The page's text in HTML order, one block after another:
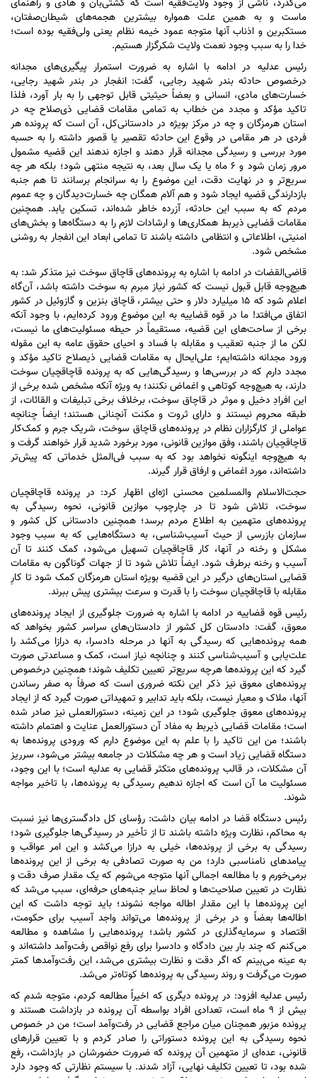
می‌گذرد، ناشی از وجود ولایت‌فقیه است که کشتی‌بان و هادی و راهنمای
ماست و به همین علت همواره بیشترین هجمه‌های شیطان‌صفتان،
مستکبرین و اذناب آنها متوجه عمود خیمه نظام یعنی ولی‌فقیه بوده است؛
خدا را به سبب وجود نعمت ولایت شکرگزار هستیم.
رئیس عدلیه در ادامه با اشاره به ضرورت استمرار پیگیری‌های مجدانه
درخصوص حادثه بندر شهید رجایی، گفت: انفجار در بندر شهید رجایی،
خسارت‌های مادی، انسانی و بعضاً حیثیتی قابل توجهی را به بار آورد، فلذا
تاکید مؤکد و مجدد من خطاب به تمامی مقامات قضایی ذی‌صلاح چه در
استان هرمزگان و چه در مرکز بویژه در دادستانی‌کل، آن است که پرونده هر
فردی در هر مقامی در وقوع این حادثه تقصیر یا قصور داشته را به حسبه
مورد بررسی و رسیدگی مجدانه قرار دهند و اجازه ندهند این قضیه مشمول
مرور زمان شود و ۶ ماه یا یک سال بعد، به نتیجه منتهی شود؛ بلکه هر چه
سریع‌تر و در نهایت دقت، این موضوع را به سرانجام برسانند تا هم جنبه
بازدارندگی قضیه ایجاد شود و هم آلام همگان چه خسارت‌دیدگان و چه عموم
مردم که به سبب این حادثه، آزرده خاطر شده‌اند، تسکین یابد. همچنین
مقامات قضایی ذیربط همکاری‌ها و ارشادات لازم را به دستگاه‌ها و بخش‌های
امنیتی، اطلاعاتی و انتظامی داشته باشند تا تمامی ابعاد این انفجار به روشنی
مشخص شود.
قاضی‌القضات در ادامه با اشاره به پرونده‌های قاچاق سوخت نیز متذکر شد: به
هیچ‌وجه قابل قبول نیست که کشور نیاز مبرم به سوخت داشته باشد، آن‌گاه
اعلام شود که ۱۵ میلیارد دلار و حتی بیشتر، قاچاق بنزین و گازوئیل در کشور
اتفاق می‌افتد! ما در قوه قضاییه به این موضوع ورود کرده‌ایم، با وجود آنکه
برخی از ساحت‌های این قضیه، مستقیماً در حیطه مسئولیت‌های ما نیست،
لکن ما از جنبه تعقیب و مقابله با فساد و احیای حقوق عامه به این مقوله
ورود مجدانه داشته‌ایم؛ علی‌ایحال به مقامات قضایی ذیصلاح تاکید مؤکد و
مجدد دارم که در بررسی‌ها و رسیدگی‌هایی که به پرونده قاچاقچیان سوخت
دارند، به هیچ‌وجه کوتاهی و اغماض نکنند؛ به ویژه آنکه مشخص شده برخی از
این افرادِ دخیل و موثر در قاچاق سوخت، برخلاف برخی تبلیغات و القائات، از
طبقه محروم نیستند و دارای ثروت و مکنت آنچنانی هستند؛ ایضاً چنانچه
عواملی از کارگزاران نظام در پرونده‌های قاچاق سوخت، شریک جرم و کمک‌کار
قاچاقچیان باشند، وفق موازین قانونی، مورد برخورد شدید قرار خواهند گرفت و
به هیچ‌وجه اینگونه نخواهد بود که به سبب فی‌المثل خدماتی که پیش‌تر
داشته‌اند، مورد اغماض و ارفاق قرار گیرند.
حجت‌الاسلام والمسلمین محسنی اژه‌ای اظهار کرد: در پرونده قاچاقچیان
سوخت، تلاش شود تا در چارچوب موازین قانونی، نحوه رسیدگی به
پرونده‌های متهمین به اطلاع مردم برسد؛ همچنین دادستانی کل کشور و
سازمان بازرسی از حیث آسیب‌شناسی، به دستگاه‌هایی که به سبب وجود
مشکل و رخنه در آنها، کار قاچاقچیان تسهیل می‌شود، کمک کنند تا آن
آسیب و رخنه برطرف شود. ایضاً تلاش شود تا از جهات گوناگون به مقامات
قضایی استان‌های درگیر در این قضیه بویژه استان هرمزگان کمک شود تا کارِ
مقابله با قاچاقچیان سوخت را با قدرت و سرعت بیشتری پیش ببرند.
رئیس قوه قضاییه در ادامه با اشاره به ضرورت جلوگیری از ایجاد پرونده‌های
معوق، گفت: دادستان کل کشور از دادستان‌های سراسر کشور بخواهد که
همه پرونده‌هایی که رسیدگی به آنها در مرحله دادسرا، به درازا می‌کشد را
علت‌یابی و آسیب‌شناسی کنند و چنانچه نیاز است، کمک و مساعدتی صورت
گیرد که این پرونده‌ها هرچه سریع‌تر تعیین تکلیف شوند؛ همچنین درخصوص
پرونده‌های معوق نیز ذکر این نکته ضروری است که صرفاً به صفر رساندن
آنها، ملاک و معیار نیست، بلکه باید تدابیر و تمهیداتی صورت گیرد که از ایجاد
پرونده‌های معوق جلوگیری شود؛ در این زمینه، دستورالعملی نیز صادر شده
است؛ مقامات قضایی ذیربط به مفاد آن دستورالعمل عنایت و اهتمام داشته
باشند؛ من این تاکید را با علم به این موضوع دارم که ورودی پرونده‌ها به
دستگاه قضایی زیاد است و هر چه مشکلات در جامعه بیشتر می‌شود، سرریز
آن مشکلات، در قالب پرونده‌های متکثر قضایی به عدلیه است؛ با این وجود،
مسئولیت ما آن است که اجازه ندهیم رسیدگی به پرونده‌ها، با تاخیر مواجه
شوند.
رئیس دستگاه قضا در ادامه بیان داشت: رؤسای کل دادگستری‌ها نیز نسبت
به محاکم، نظارت ویژه داشته باشند تا از تأخیر در رسیدگی‌ها جلوگیری شود؛
رسیدگی به برخی از پرونده‌ها، خیلی به درازا می‌کشد و این امر عواقب و
پیامد‌های نامناسبی دارد؛ من به صورت تصادفی به برخی از این پرونده‌ها
برمی‌خورم و با مطالعه اجمالی آنها متوجه می‌شوم که یک مقدار صرف دقت و
نظارت در تعیین صلاحیت‌ها و لحاظ سایر جنبه‌های حرفه‌ای، سبب می‌شد که
این پرونده‌ها با این مقدار اطاله مواجه نشوند؛ باید توجه داشت که این
اطاله‌ها بعضاً و در برخی از پرونده‌ها می‌تواند واجد آسیب برای حکومت،
اقتصاد و سرمایه‌گذاری در کشور باشد؛ پرونده‌هایی را مشاهده و مطالعه
می‌کنم که چند بار بین دادگاه و دادسرا برای رفع نواقص رفت‌وآمد داشته‌اند و
به عینه می‌بینم که اگر دقت و نظارت بیشتری می‌شد، این رفت‌وآمد‌ها کمتر
صورت می‌گرفت و روند رسیدگی به پرونده‌ها کوتاه‌تر می‌شد.
رئیس عدلیه افزود: در پرونده دیگری که اخیراً مطالعه کردم، متوجه شدم که
بیش از ۹ ماه است، تعدادی افراد بواسطه آن پرونده در بازداشت هستند و
پرونده مزبور همچنان میان مراجع قضایی در رفت‌وآمد است؛ من در خصوص
نحوه رسیدگی به این پرونده دستوراتی را صادر کردم و با تعیین قرار‌های
قانونی، عده‌ای از متهمین آن پرونده که ضرورت حضورشان در بازداشت، رفع
شده بود، تا تعیین تکلیف نهایی، آزاد شدند. با سیستم نظارتی که وجود دارد